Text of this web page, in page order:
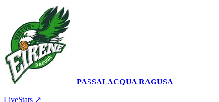
PASSALACQUA RAGUSA
LiveStats ↗